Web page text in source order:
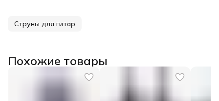
Струны для гитар
Похожие товары